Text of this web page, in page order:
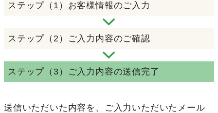
ステップ（1） お客様情報のご入力
ステップ（2） ご入力内容のご確認
ステップ（3） ご入力内容の送信完了
送信いただいた内容を、ご入力いただいたメール